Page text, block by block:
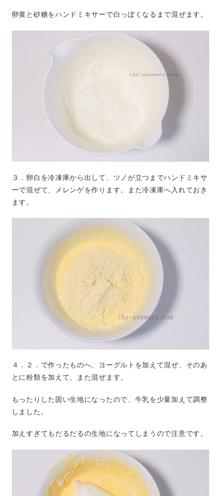
卵黄と砂糖をハンドミキサーで白っぽくなるまで混ぜます。
３．卵白を冷凍庫から出して、ツノが立つまでハンドミキサ
ーで混ぜて、メレンゲを作ります。また冷凍庫へ入れておき
ます。
４．２．で作ったものへ、ヨーグルトを加えて混ぜ、そのあ
とに粉類を加えて、また混ぜます。
もったりした固い生地になったので、牛乳を少量加えて調整
しました。
加えすぎてもだるだるの生地になってしまうので注意です。